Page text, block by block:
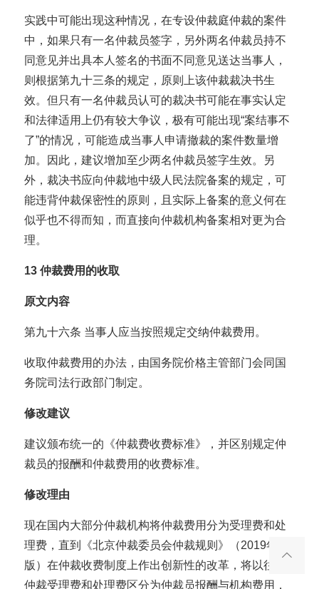
实践中可能出现这种情况，在专设仲裁庭仲裁的案件
中，如果只有一名仲裁员签字，另外两名仲裁员持不
同意见并出具本人签名的书面不同意见送达当事人，
则根据第九十三条的规定，原则上该仲裁裁决书生
效。但只有一名仲裁员认可的裁决书可能在事实认定
和法律适用上仍有较大争议，极有可能出现“案结事不
了”的情况，可能造成当事人申请撤裁的案件数量增
加。因此，建议增加至少两名仲裁员签字生效。另
外，裁决书应向仲裁地中级人民法院备案的规定，可
能违背仲裁保密性的原则，且实际上备案的意义何在
似乎也不得而知，而直接向仲裁机构备案相对更为合
理。
13 仲裁费用的收取
原文内容
第九十六条 当事人应当按照规定交纳仲裁费用。
收取仲裁费用的办法，由国务院价格主管部门会同国
务院司法行政部门制定。
修改建议
建议颁布统一的《仲裁费收费标准》，并区别规定仲
裁员的报酬和仲裁费用的收费标准。
修改理由
现在国内大部分仲裁机构将仲裁费用分为受理费和处
理费，直到《北京仲裁委员会仲裁规则》（2019年
版）在仲裁收费制度上作出创新性的改革，将以往的
仲裁受理费和处理费区分为仲裁员报酬与机构费用，